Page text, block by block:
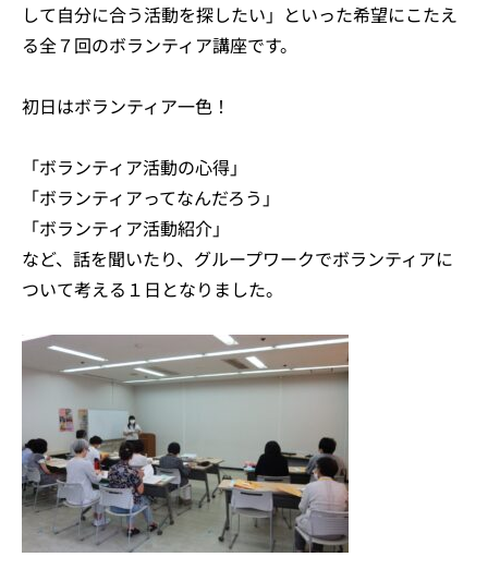
して自分に合う活動を探したい」といった希望にこたえ
る全７回のボランティア講座です。
初日はボランティア一色！
「ボランティア活動の心得」
「ボランティアってなんだろう」
「ボランティア活動紹介」
など、話を聞いたり、グループワークでボランティアに
ついて考える１日となりました。